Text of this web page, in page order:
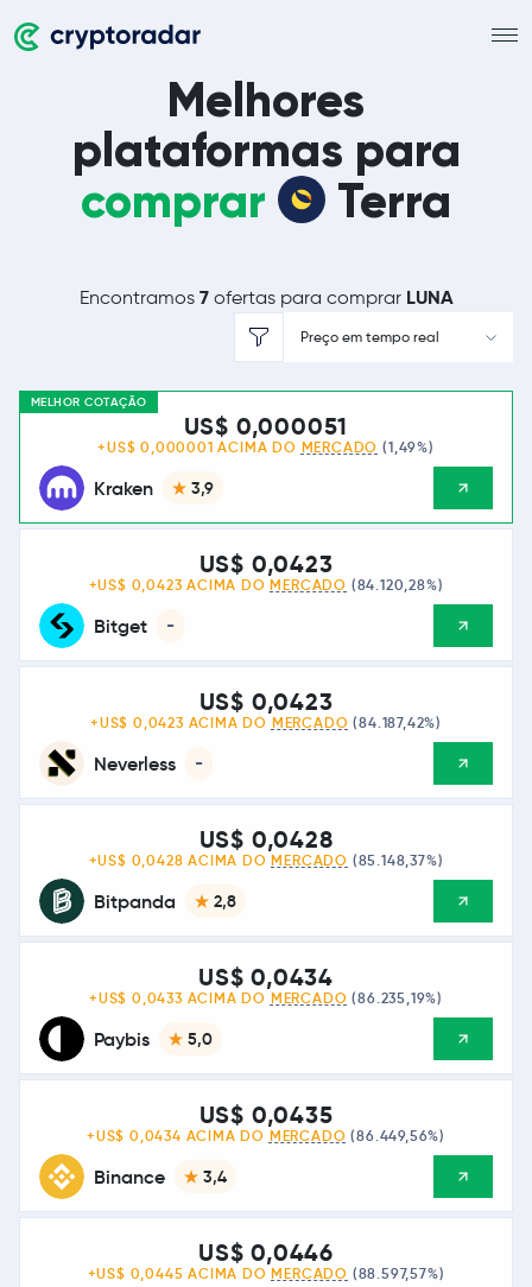
Melhores
plataformas para
comprar
Terra
Encontramos 7ofertas para comprar LUNA
Preço em tempo real
MELHOR COTAÇÃO
Kraken 3,9
US$ 0,000051
+US$ 0,000001 ACIMA DO MERCADO (1,49%)
Bitget -
US$ 0,0423
+US$ 0,0423 ACIMA DO MERCADO (84.120,28%)
Neverless -
US$ 0,0423
+US$ 0,0423 ACIMA DO MERCADO (84.187,42%)
Bitpanda 2,8
US$ 0,0428
+US$ 0,0428 ACIMA DO MERCADO (85.148,37%)
Paybis 5,0
US$ 0,0434
+US$ 0,0433 ACIMA DO MERCADO (86.235,19%)
Binance 3,4
US$ 0,0435
+US$ 0,0434 ACIMA DO MERCADO (86.449,56%)
US$ 0,0446
+US$ 0,0445 ACIMA DO MERCADO (88.597,57%)